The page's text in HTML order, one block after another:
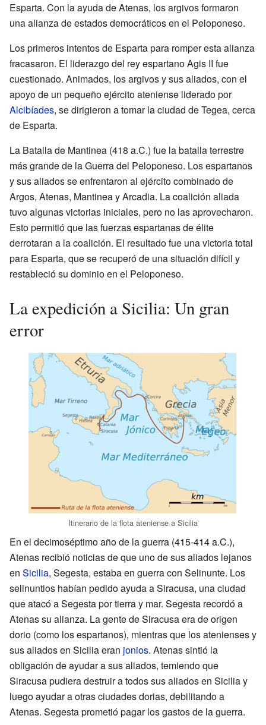
Esparta. Con la ayuda de Atenas, los argivos formaron
una alianza de estados democráticos en el Peloponeso.
Los primeros intentos de Esparta para romper esta alianza
fracasaron. El liderazgo del rey espartano Agis II fue
cuestionado. Animados, los argivos y sus aliados, con el
apoyo de un pequeño ejército ateniense liderado por
Alcibíades, se dirigieron a tomar la ciudad de Tegea, cerca
de Esparta.
La Batalla de Mantinea (418 a.C.) fue la batalla terrestre
más grande de la Guerra del Peloponeso. Los espartanos
y sus aliados se enfrentaron al ejército combinado de
Argos, Atenas, Mantinea y Arcadia. La coalición aliada
tuvo algunas victorias iniciales, pero no las aprovecharon.
Esto permitió que las fuerzas espartanas de élite
derrotaran a la coalición. El resultado fue una victoria total
para Esparta, que se recuperó de una situación difícil y
restableció su dominio en el Peloponeso.
La expedición a Sicilia: Un gran
error
Itinerario de la flota ateniense a Sicilia
En el decimoséptimo año de la guerra (415-414 a.C.),
Atenas recibió noticias de que uno de sus aliados lejanos
en Sicilia, Segesta, estaba en guerra con Selinunte. Los
selinuntios habían pedido ayuda a Siracusa, una ciudad
que atacó a Segesta por tierra y mar. Segesta recordó a
Atenas su alianza. La gente de Siracusa era de origen
dorio (como los espartanos), mientras que los atenienses y
sus aliados en Sicilia eran jonios. Atenas sintió la
obligación de ayudar a sus aliados, temiendo que
Siracusa pudiera destruir a todos sus aliados en Sicilia y
luego ayudar a otras ciudades dorias, debilitando a
Atenas. Segesta prometió pagar los gastos de la guerra.